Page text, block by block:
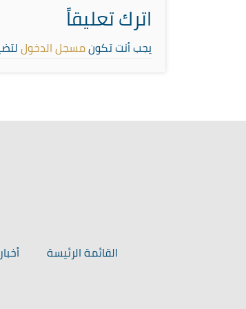
اترك تعليقاً
يجب أنت تكونمسجل الدخول
القائمة الرئيسة